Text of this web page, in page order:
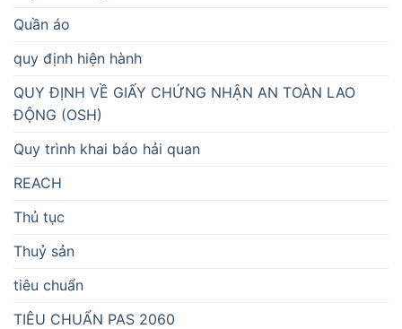
Quần áo
quy định hiện hành
QUY ĐỊNH VỀ GIẤY CHỨNG NHẬN AN TOÀN LAO
ĐỘNG (OSH)
Quy trình khai báo hải quan
REACH
Thủ tục
Thuỷ sản
tiêu chuẩn
TIÊU CHUẨN PAS 2060